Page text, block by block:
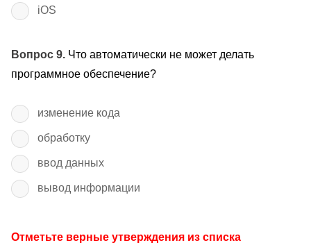
iOS
Вопрос 9. Что автоматически не может делать
программное обеспечение?
изменение кода
обработку
ввод данных
вывод информации
Отметьте верные утверждения из списка